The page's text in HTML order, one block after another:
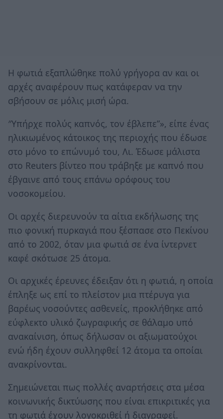
Η φωτιά εξαπλώθηκε πολύ γρήγορα αν και οι
αρχές αναφέρουν πως κατάφεραν να την
σβήσουν σε μόλις μισή ώρα.
″Υπήρχε πολύς καπνός, τον έβλεπε”», είπε ένας
ηλικιωμένος κάτοικος της περιοχής που έδωσε
στο μόνο το επώνυμό του, Λι. Έδωσε μάλιστα
στο Reuters βίντεο που τράβηξε με καπνό που
έβγαινε από τους επάνω ορόφους του
νοσοκομείου.
Οι αρχές διερευνούν τα αίτια εκδήλωσης της
πιο φονική πυρκαγιά που ξέσπασε στο Πεκίνου
από το 2002, όταν μια φωτιά σε ένα ίντερνετ
καφέ σκότωσε 25 άτομα.
Οι αρχικές έρευνες έδειξαν ότι η φωτιά, η οποία
έπληξε ως επί το πλείστον μια πτέρυγα για
βαρέως νοσούντες ασθενείς, προκλήθηκε από
εύφλεκτο υλικό ζωγραφικής σε θάλαμο υπό
ανακαίνιση, όπως δήλωσαν οι αξιωματούχοι
ενώ ήδη έχουν συλληφθεί 12 άτομα τα οποίαι
ανακρίνονται.
Σημειώνεται πως πολλές αναρτήσεις στα μέσα
κοινωνικής δικτύωσης που είναι επικριτικές για
τη φωτιά έχουν λογοκριθεί ή διαγραφεί.